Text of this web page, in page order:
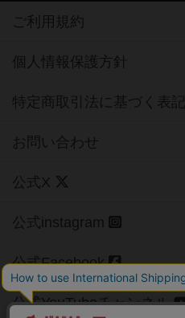
ご利用規約
個人情報保護方針
特定商取引法に基づく表記
お問い合わせ
公式X
公式instagram
公式Facebook
公式YouTubeチャンネル